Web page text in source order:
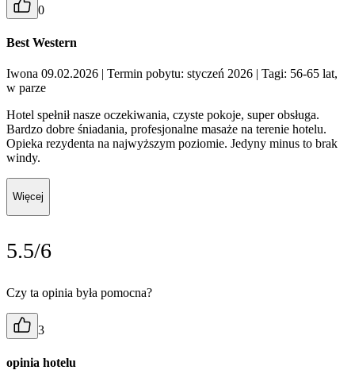
0
Best Western
Iwona 09.02.2026 | Termin pobytu: styczeń 2026 | Tagi: 56-65 lat,
w parze
Hotel spełnił nasze oczekiwania, czyste pokoje, super obsługa.
Bardzo dobre śniadania, profesjonalne masaże na terenie hotelu.
Opieka rezydenta na najwyższym poziomie. Jedyny minus to brak
windy.
Więcej
5.5/6
Czy ta opinia była pomocna?
3
opinia hotelu